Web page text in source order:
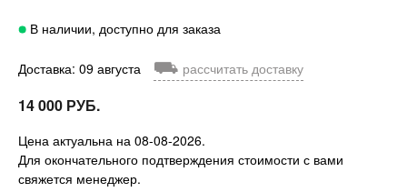
В наличии, доступно для заказа
Доставка: 09 августа ⛟ рассчитать доставку
14 000 РУБ.
Цена актуальна на 08-08-2026.
Для окончательного подтверждения стоимости с вами
свяжется менеджер.